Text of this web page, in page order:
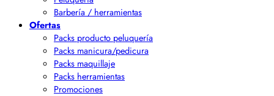
Barbería / herramientas
Ofertas
Packs producto peluquería
Packs manicura/pedicura
Packs maquillaje
Packs herramientas
Promociones